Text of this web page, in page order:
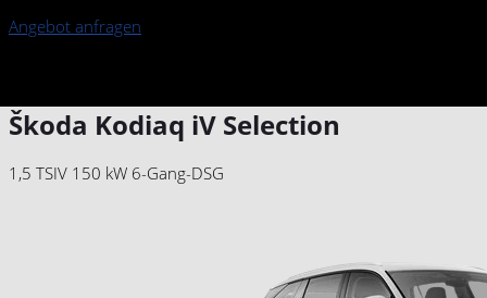
Angebot anfragen
Škoda Kodiaq iV Selection
1,5 TSIV 150 kW 6-Gang-DSG